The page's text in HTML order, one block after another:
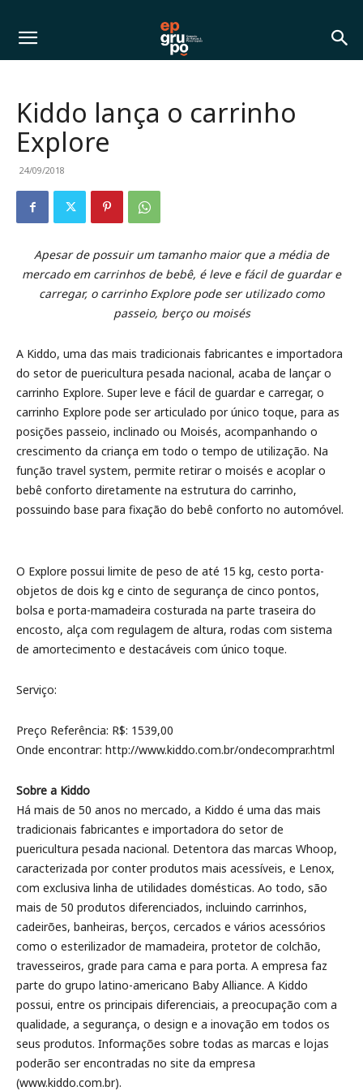
Kiddo lança o carrinho
Explore
24/09/2018
Apesar de possuir um tamanho maior que a média de
mercado em carrinhos de bebê, é leve e fácil de guardar e
carregar, o carrinho Explore pode ser utilizado como
passeio, berço ou moisés
A Kiddo, uma das mais tradicionais fabricantes e importadora
do setor de puericultura pesada nacional, acaba de lançar o
carrinho Explore. Super leve e fácil de guardar e carregar, o
carrinho Explore pode ser articulado por único toque, para as
posições passeio, inclinado ou Moisés, acompanhando o
crescimento da criança em todo o tempo de utilização. Na
função travel system, permite retirar o moisés e acoplar o
bebê conforto diretamente na estrutura do carrinho,
possuindo base para fixação do bebê conforto no automóvel.
O Explore possui limite de peso de até 15 kg, cesto porta-
objetos de dois kg e cinto de segurança de cinco pontos,
bolsa e porta-mamadeira costurada na parte traseira do
encosto, alça com regulagem de altura, rodas com sistema
de amortecimento e destacáveis com único toque.
Serviço:
Preço Referência: R$: 1539,00
Onde encontrar: http://www.kiddo.com.br/ondecomprar.html
Sobre a Kiddo
Há mais de 50 anos no mercado, a Kiddo é uma das mais
tradicionais fabricantes e importadora do setor de
puericultura pesada nacional. Detentora das marcas Whoop,
caracterizada por conter produtos mais acessíveis, e Lenox,
com exclusiva linha de utilidades domésticas. Ao todo, são
mais de 50 produtos diferenciados, incluindo carrinhos,
cadeirões, banheiras, berços, cercados e vários acessórios
como o esterilizador de mamadeira, protetor de colchão,
travesseiros, grade para cama e para porta. A empresa faz
parte do grupo latino-americano Baby Alliance. A Kiddo
possui, entre os principais diferenciais, a preocupação com a
qualidade, a segurança, o design e a inovação em todos os
seus produtos. Informações sobre todas as marcas e lojas
poderão ser encontradas no site da empresa
(www.kiddo.com.br).